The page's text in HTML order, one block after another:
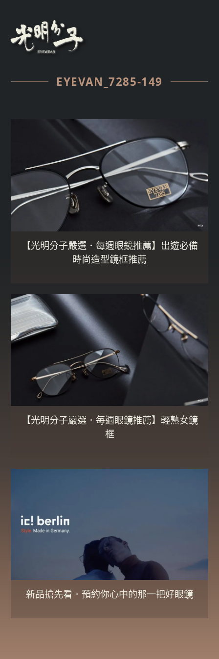
EYEVAN_7285-149
【光明分子嚴選．每週眼鏡推薦】出遊必備
時尚造型鏡框推薦
【光明分子嚴選．每週眼鏡推薦】輕熟女鏡
框
新品搶先看．預約你心中的那一把好眼鏡